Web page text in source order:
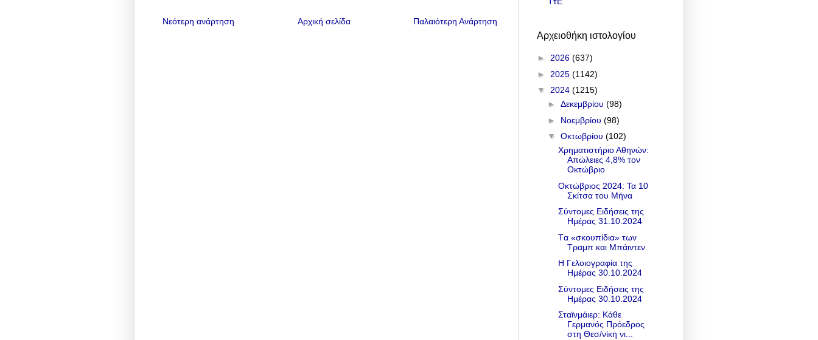
Νεότερη ανάρτηση Παλαιότερη Ανάρτηση
Αρχική σελίδα
Αρχειοθήκη ιστολογίου
► 2026 (637)
► 2025 (1142)
▼ 2024 (1215)
► Δεκεμβρίου (98)
► Νοεμβρίου (98)
▼ Οκτωβρίου (102)
Χρηματιστήριο Αθηνών:
Απώλειες 4,8% τον
Οκτώβριο
Οκτώβριος 2024: Τα 10
Σκίτσα του Μήνα
Σύντομες Ειδήσεις της
Ημέρας 31.10.2024
Tα «σκουπίδια» των
Τραμπ και Μπάιντεν
Η Γελοιογραφία της
Ημέρας 30.10.2024
Σύντομες Ειδήσεις της
Ημέρας 30.10.2024
Σταϊνμάιερ: Κάθε
Γερμανός Πρόεδρος
στη Θεσ/νίκη νι...